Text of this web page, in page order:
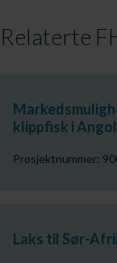
Relaterte
klippfisk i
Prosjektnummer:
Laks til Sør-